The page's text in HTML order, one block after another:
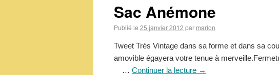
Sac Anémone
Publié le 25 janvier 2012 par marion
Tweet Très Vintage dans sa forme et dans sa
amovible égayera votre tenue à
… Continuer la lecture →